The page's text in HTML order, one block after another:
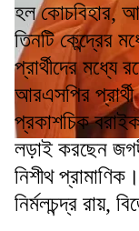
হল কোচবিহার,
তিনটি কেন্দ্রের
প্রার্থীদের মধ্যে
আরএসপির
প্রকাশচিক
লড়াই করছেন
নিশীথ
নির্মলচন্দ্র রায়,